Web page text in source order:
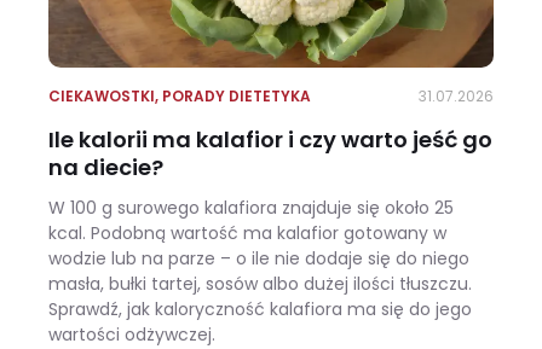
CIEKAWOSTKI, PORADY DIETETYKA 31.07.2026
Ile kalorii ma kalafior i czy warto jeść go
na diecie?
W 100 g surowego kalafiora znajduje się około 25
kcal. Podobną wartość ma kalafior gotowany w
wodzie lub na parze – o ile nie dodaje się do niego
masła, bułki tartej, sosów albo dużej ilości tłuszczu.
Sprawdź, jak kaloryczność kalafiora ma się do jego
wartości odżywczej.